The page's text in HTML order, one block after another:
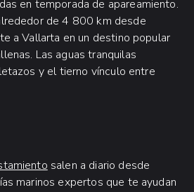
en temporada de apareamiento.
de 4 800 km desde
a Vallarta en un destino popular
Las aguas tranquilas
y el tierno vínculo entre
salen a diario desde
marinos expertos que te ayudan